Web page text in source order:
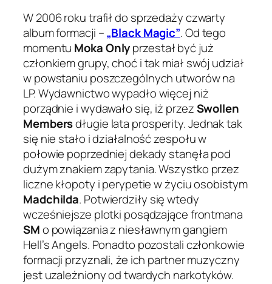
W 2006 roku trafił do sprzedaży czwarty
album formacji –„Black Magic”. Od tego
momentu Moka Onlyprzestał być już
członkiem grupy, choć i tak miał swój udział
w powstaniu poszczególnych utworów na
LP. Wydawnictwo wypadło więcej niż
porządnie i wydawało się, iż przezSwollen
Membersdługie lata prosperity. Jednak tak
się nie stało i działalność zespołu w
połowie poprzedniej dekady stanęła pod
dużym znakiem zapytania. Wszystko przez
liczne kłopoty i perypetie w życiu osobistym
Madchilda. Potwierdziły się wtedy
wcześniejsze plotki posądzające frontmana
SMo powiązania z niesławnym gangiem
Hell’s Angels. Ponadto pozostali członkowie
formacji przyznali, że ich partner muzyczny
jest uzależniony od twardych narkotyków.